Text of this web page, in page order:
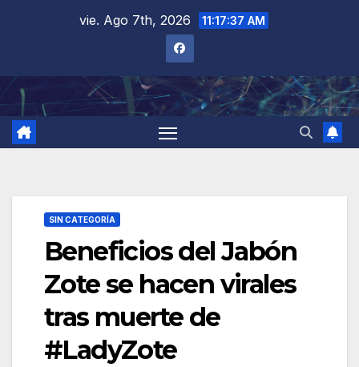
vie. Ago 7th, 2026 11:17:37 AM
SIN CATEGORÍA
Beneficios del Jabón
Zote se hacen virales
tras muerte de
#LadyZote